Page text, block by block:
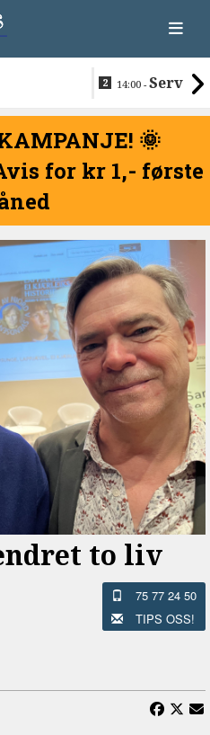
14:00 -
beboerne
🌞
for kr 1,- første
to liv
75 77 24 50
TIPS OSS!